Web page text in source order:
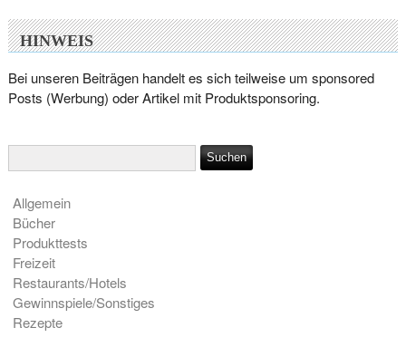
HINWEIS
Bei unseren Beiträgen handelt es sich teilweise um sponsored
Posts (Werbung) oder Artikel mit Produktsponsoring.
Allgemein
Bücher
Produkttests
Freizeit
Restaurants/Hotels
Gewinnspiele/Sonstiges
Rezepte